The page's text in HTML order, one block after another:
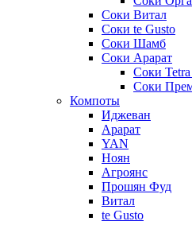
Соки Витал
Соки te Gusto
Соки Шамб
Соки Арарат
Соки
Соки
Компоты
Иджеван
Арарат
YAN
Ноян
Агроянс
Прошян Фуд
Витал
te Gusto